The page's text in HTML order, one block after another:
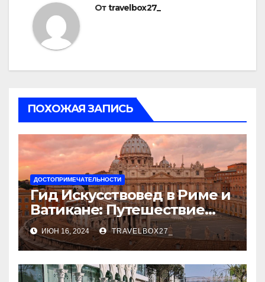
Отtravelbox27_
ПОХОЖАЯ ЗАПИСЬ
ДОСТОПРИМЕЧАТЕЛЬНОСТИ
Гид Искусствовед в Риме и
Ватикане: Путешествие
Сквозь Века Искусства
ИЮН 16, 2024 TRAVELBOX27_